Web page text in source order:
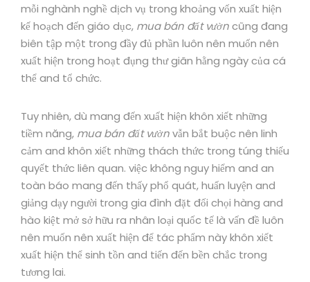
mỗi nghành nghề dịch vụ trong khoảng vốn xuất hiện
kế hoạch đến giáo dục, mua bán đất vườncũng đang
biên tập một trong đầy đủ phần luôn nên muốn nên
xuất hiện trong hoạt đụng thư giãn hằng ngày của cá
thể and tổ chức.
Tuy nhiên, dù mang đến xuất hiện khôn xiết những
tiềm năng, mua bán đất vườnvẫn bắt buộc nên linh
cảm and khôn xiết những thách thức trong túng thiếu
quyết thức liên quan. việc không nguy hiểm and an
toàn báo mang đến thấy phổ quát, huấn luyện and
giảng dạy người trong gia đình đặt đối chọi hàng and
hào kiệt mở sở hữu ra nhân loại quốc tế là vấn đề luôn
nên muốn nên xuất hiện để tác phẩm này khôn xiết
xuất hiện thể sinh tồn and tiến đến bền chắc trong
tương lai.